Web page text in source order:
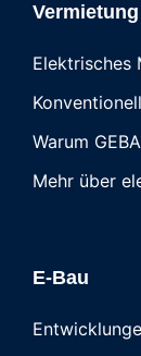
Vermietung
Elektrisches
Warum
Mehr über
E-Bau